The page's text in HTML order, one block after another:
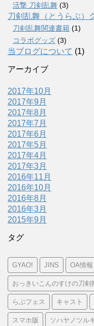
活撃 刀剣乱舞 (3)
刀剣乱舞（とうらぶ）
刀剣乱舞関連書籍 (1)
コラボグッズ (3)
当ブログについて (1)
アーカイブ
2017年10月
2017年9月
2017年8月
2017年7月
2017年6月
2017年5月
2017年4月
2017年3月
2016年11月
2016年10月
2016年8月
2016年3月
2015年9月
タグ
GYAO! JINS OA情報
おっきいこんのすけの刀剣
らぶフェス キャスト
スマホ版 ソハヤノツル